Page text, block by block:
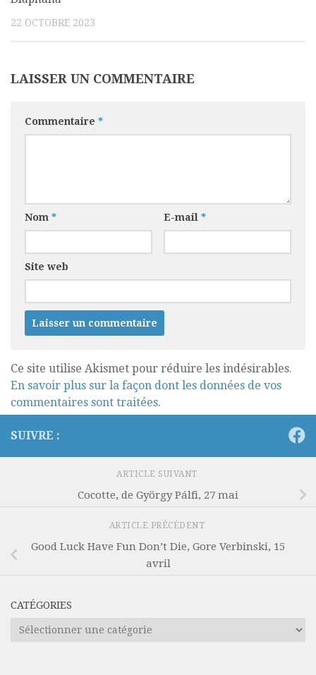
22 OCTOBRE 2023
LAISSER UN COMMENTAIRE
Commentaire *
Nom * E-mail *
Site web
Ce site utilise Akismet pour réduire les indésirables.
En savoir plus sur la façon dont les données de vos
commentaires sont traitées.
SUIVRE :
ARTICLE SUIVANT
Cocotte, de György Pálfi, 27 mai
ARTICLE PRÉCÉDENT
Good Luck Have Fun Don’t Die, Gore Verbinski, 15
avril
CATÉGORIES
Catégories